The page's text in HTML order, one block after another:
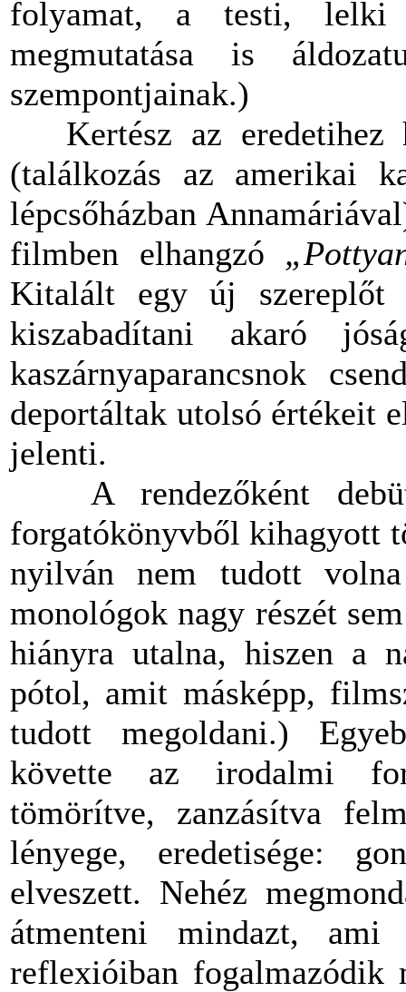
folyamat, a testi, lelki
megmutatása is
szempontjainak.)
Kertész az eredetihez
(találkozás az amerikai
lépcsőházban
filmben elhangzó
Kitalált egy új szereplőt
kiszabadítani akaró
kaszárnyaparancsnok
deportáltak utolsó értékeit
jelenti.
A rendezőként
forgatókönyvből kihagyott
nyilván nem tudott
monológok nagy részét
hiányra utalna, hiszen a
pótol, amit másképp,
tudott megoldani.)
követte az irodalmi
tömörítve, zanzásítva
lényege, eredetisége:
elveszett. Nehéz
átmenteni mindazt, ami
reflexióiban fogalmazódik